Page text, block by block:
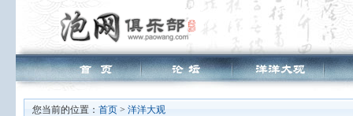
您当前的位置： 首页 > 洋洋大观